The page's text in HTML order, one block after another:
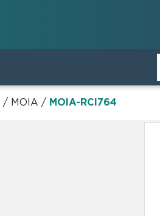
/ MOIA / MOIA-RCI764